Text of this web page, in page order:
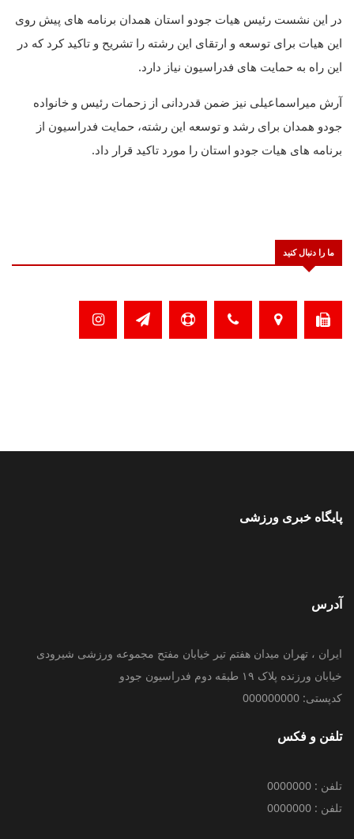
در این نشست رئیس هیات جودو استان همدان برنامه های پیش روی
این هیات برای توسعه و ارتقای این رشته را تشریح و تاکید کرد که در
این راه به حمایت های فدراسیون نیاز دارد.
آرش میراسماعیلی نیز ضمن قدردانی از زحمات رئیس و خانواده
جودو همدان برای رشد و توسعه این رشته، حمایت فدراسیون از
برنامه های هیات جودو استان را مورد تاکید قرار داد.
ما را دنبال کنید
پایگاه خبری ورزشی
آدرس
ایران ، تهران میدان هفتم تیر خیابان مفتح مجموعه ورزشی شیرودی
خیابان ورزنده پلاک ۱۹ طبقه دوم فدراسیون جودو
کدپستی: 000000000
تلفن و فکس
تلفن : 0000000
تلفن : 0000000